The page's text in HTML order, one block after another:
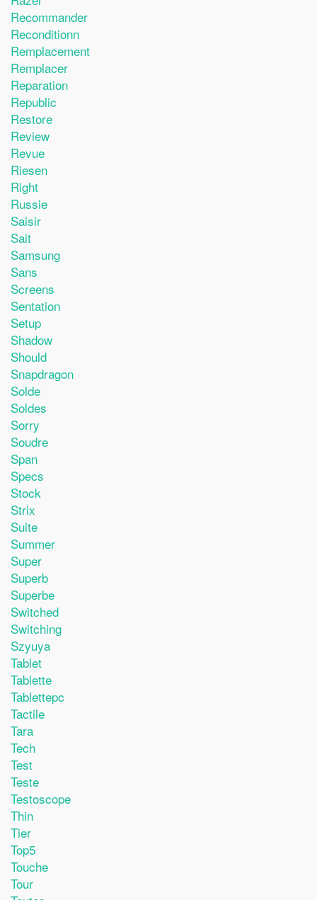
Recommander
Reconditionn
Remplacement
Remplacer
Reparation
Republic
Restore
Review
Revue
Riesen
Right
Russie
Saisir
Sait
Samsung
Sans
Screens
Sentation
Setup
Shadow
Should
Snapdragon
Solde
Soldes
Sorry
Soudre
Span
Specs
Stock
Strix
Suite
Summer
Super
Superb
Superbe
Switched
Switching
Szyuya
Tablet
Tablette
Tablettepc
Tactile
Tara
Tech
Test
Teste
Testoscope
Thin
Tier
Top5
Touche
Tour